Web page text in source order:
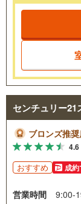
センチュリー21
ブロンズ推
4.6
おすすめ 成約
営業時間
9:00-